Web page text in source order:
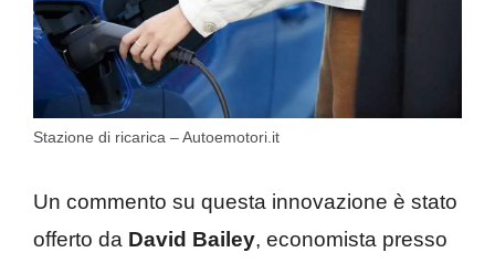
Stazione di ricarica – Autoemotori.it
Un commento su questa innovazione è stato
offerto da David Bailey, economista presso